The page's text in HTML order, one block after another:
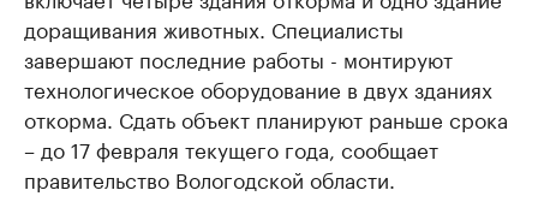
доращивания животных. Специалисты
завершают последние работы - монтируют
технологическое оборудование в двух зданиях
откорма. Сдать объект планируют раньше срока
– до 17 февраля текущего года, сообщает
правительство Вологодской области.